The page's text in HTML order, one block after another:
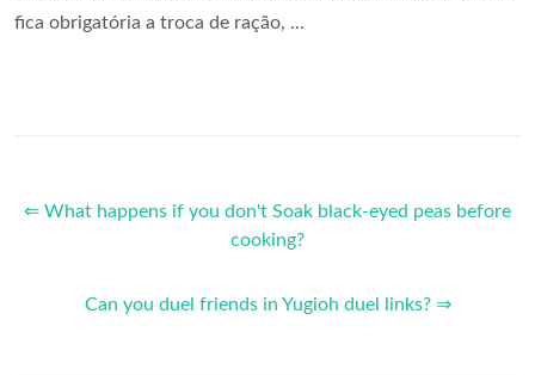
fica obrigatória a troca de ração, ...
⇐ What happens if you don't Soak black-eyed peas before
cooking?
Can you duel friends in Yugioh duel links? ⇒